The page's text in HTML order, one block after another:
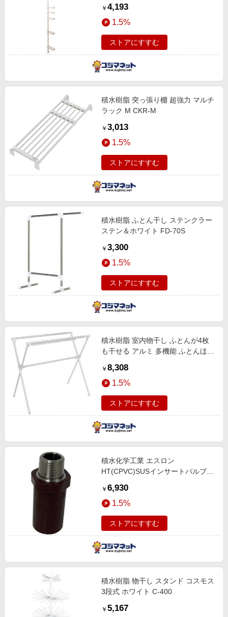
￥ 4,193
1.5%
ストアにすすむ
積水樹脂 突っ張り棚 超強力 マルチ
ラック M CKR-M
￥ 3,013
1.5%
ストアにすすむ
積水樹脂 ふとん干し ステンクラー
ステン＆ホワイト FD-70S
￥ 3,300
1.5%
ストアにすすむ
積水樹脂 室内物干し ふとんが4枚
も干せる アルミ 多機能 ふとんほし
￥ 8,308
1.5%
ストアにすすむ
積水化学工業 エスロン
HT(CPVC)SUSインサートバルブソ
￥ 6,930
1.5%
ストアにすすむ
積水樹脂 物干し スタンド コスモス
3段式 ホワイト C-400
￥ 5,167